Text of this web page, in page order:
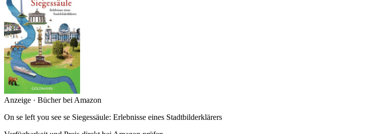
Anzeige · Bücher bei Amazon
On se left you see se Siegessäule: Erlebnisse eines Stadtbilderklärers